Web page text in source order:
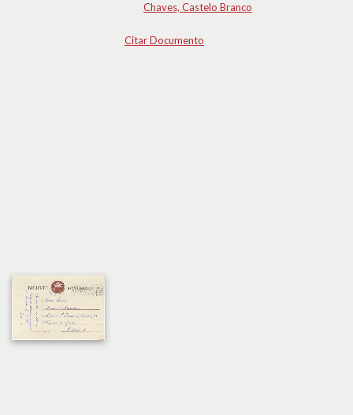
Chaves, Castelo Branco
Citar Documento